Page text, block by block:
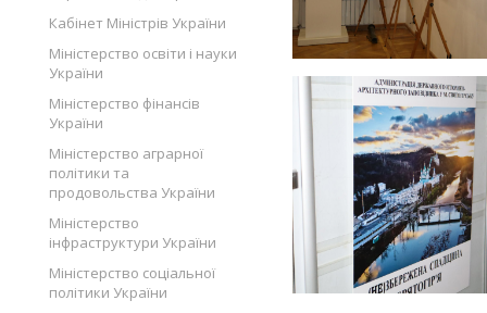
Кабінет Міністрів України
Міністерство освіти і науки
України
Міністерство фінансів
України
Міністерство аграрної
політики та
продовольства України
Міністерство
інфраструктури України
Міністерство соціальної
політики України